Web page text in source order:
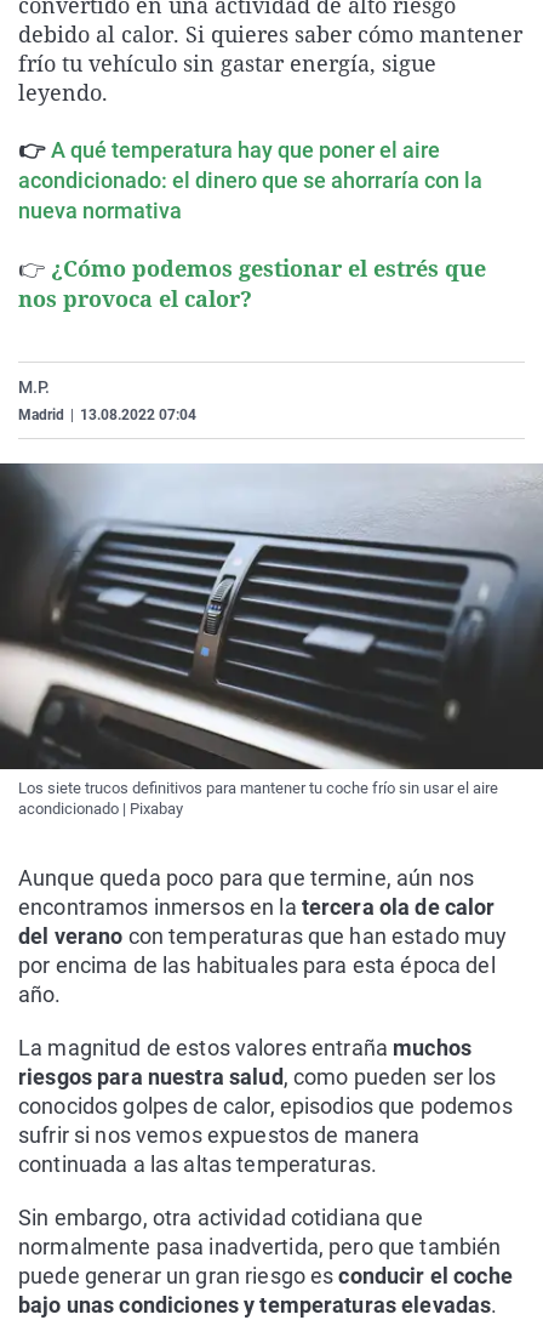
La rosa de los vientos
Gente viajera
Caso
Retornados
Operación Viuda
Extremadura
Galicia
Navarra
País Vasco
Virales
Televisión
debido al calor. Si quieres saber cómo mantener
frío tu vehículo sin gastar energía, sigue
leyendo.
👉A qué temperatura hay que poner el aire
acondicionado: el dinero que se ahorraría con la
nueva normativa
👉 ¿Cómo podemos gestionar el estrés que
nos provoca el calor?
M.P.
Madrid 13.08.2022 07:04
Los siete trucos definitivos para mantener tu coche frío sin usar el aire
acondicionado | Pixabay
Aunque queda poco para que termine, aún nos
encontramos inmersos en la tercera ola de calor
del verano con temperaturas que han estado muy
por encima de las habituales para esta época del
año.
La magnitud de estos valores entraña muchos
riesgos para nuestra salud, como pueden ser los
conocidos golpes de calor, episodios que podemos
sufrir si nos vemos expuestos de manera
continuada a las altas temperaturas.
Sin embargo, otra actividad cotidiana que
normalmente pasa inadvertida, pero que también
puede generar un gran riesgo esconducir el coche
bajo unas condiciones y temperaturas elevadas.